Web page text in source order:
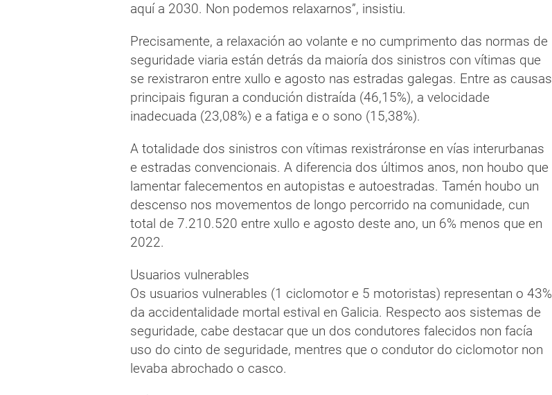
aquí a 2030. Non podemos relaxarnos”, insistiu.
Precisamente, a relaxación ao volante e no cumprimento das normas de
seguridade viaria están detrás da maioría dos sinistros con vítimas que
se rexistraron entre xullo e agosto nas estradas galegas. Entre as causas
principais figuran a condución distraída (46,15%), a velocidade
inadecuada (23,08%) e a fatiga e o sono (15,38%).
A totalidade dos sinistros con vítimas rexistráronse en vías interurbanas
e estradas convencionais. A diferencia dos últimos anos, non houbo que
lamentar falecementos en autopistas e autoestradas. Tamén houbo un
descenso nos movementos de longo percorrido na comunidade, cun
total de 7.210.520 entre xullo e agosto deste ano, un 6% menos que en
2022.
Usuarios vulnerables
Os usuarios vulnerables (1 ciclomotor e 5 motoristas) representan o 43%
da accidentalidade mortal estival en Galicia. Respecto aos sistemas de
seguridade, cabe destacar que un dos condutores falecidos non facía
uso do cinto de seguridade, mentres que o condutor do ciclomotor non
levaba abrochado o casco.